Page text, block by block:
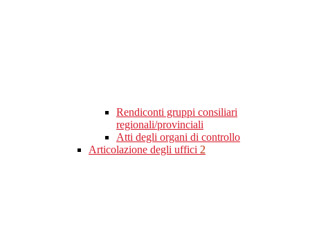
Rendiconti gruppi consiliari
regionali/provinciali
Atti degli organi di controllo
Articolazione degli uffici 2